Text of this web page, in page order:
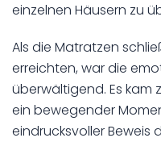
einzelnen Häusern zu
Als die Matratzen
erreichten, war die
überwältigend. Es kam
ein bewegender
eindrucksvoller Beweis